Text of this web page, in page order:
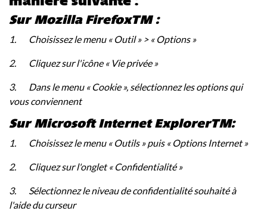
Sur Mozilla FirefoxTM :
1. Choisissez le menu « Outil » > « Options »
2. Cliquez sur l'icône « Vie privée »
3. Dans le menu « Cookie », sélectionnez les options qui
vous conviennent
Sur Microsoft Internet ExplorerTM:
1. Choisissez le menu « Outils » puis « Options Internet »
2. Cliquez sur l'onglet « Confidentialité »
3. Sélectionnez le niveau de confidentialité souhaité à
l'aide du curseur